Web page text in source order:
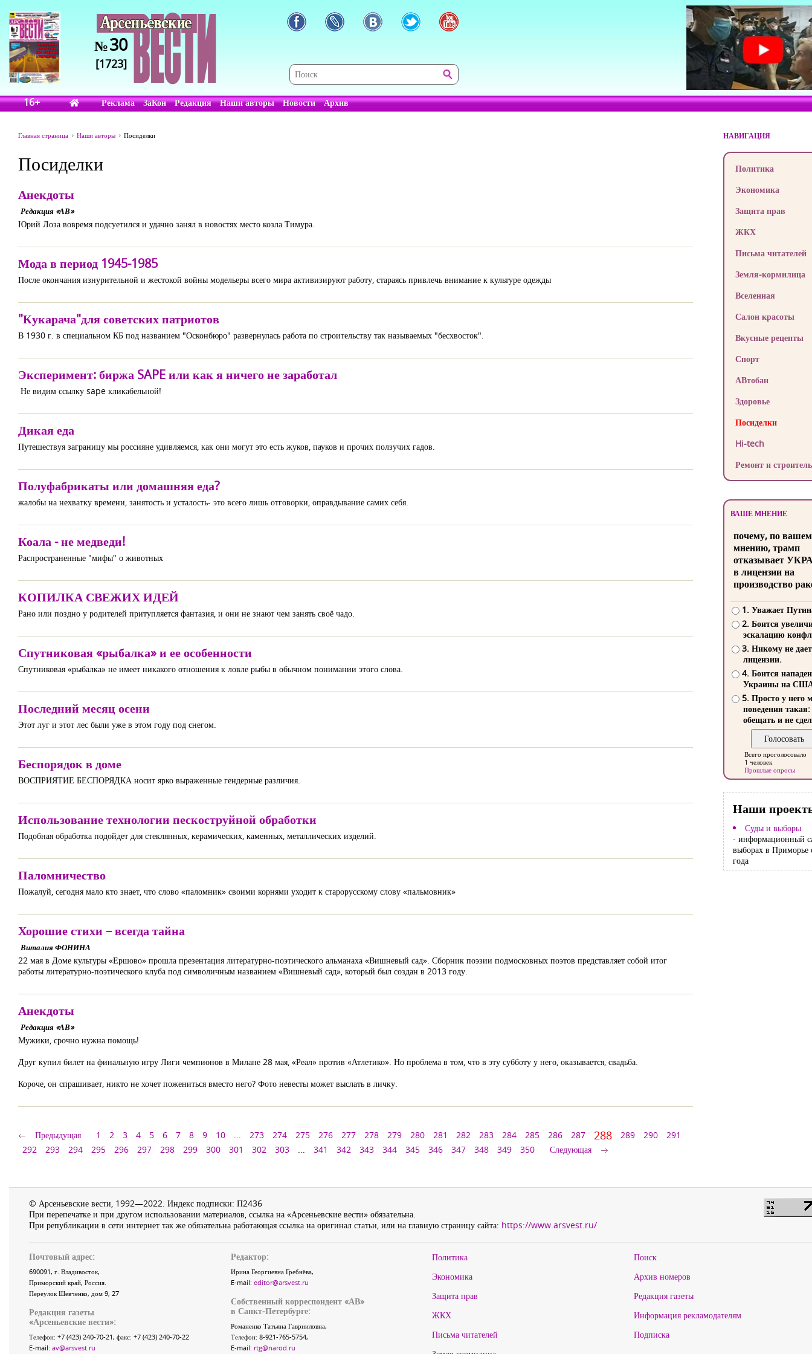
№30
[1723]
16+ Реклама ЗаКон Редакция Наши авторы Новости Архив
Главная страница Наши авторы Посиделки
Посиделки
Анекдоты
Редакция «АВ»
Юрий Лоза вовремя подсуетился и удачно занял в новостях место козла Тимура.
Мода в период 1945-1985
После окончания изнурительной и жестокой войны модельеры всего мира активизируют работу, стараясь привлечь внимание к культуре одежды
"Кукарача"для советских патриотов
В 1930 г. в специальном КБ под названием "Осконбюро" развернулась работа по строительству так называемых "бесхвосток".
Эксперимент: биржа SAPE или как я ничего не заработал
Не видим ссылку sape кликабельной!
Дикая еда
Путешествуя заграницу мы россияне удивляемся, как они могут это есть жуков, пауков и прочих ползучих гадов.
Полуфабрикаты или домашняя еда?
жалобы на нехватку времени, занятость и усталость- это всего лишь отговорки, оправдывание самих себя.
Коала - не медведи!
Распространенные "мифы" о животных
КОПИЛКА СВЕЖИХ ИДЕЙ
Рано или поздно у родителей притупляется фантазия, и они не знают чем занять своё чадо.
Спутниковая «рыбалка» и ее особенности
Спутниковая «рыбалка» не имеет никакого отношения к ловле рыбы в обычном понимании этого слова.
Последний месяц осени
Этот луг и этот лес были уже в этом году под снегом.
Беспорядок в доме
ВОСПРИЯТИЕ БЕСПОРЯДКА носит ярко выраженные гендерные различия.
Использование технологии пескоструйной обработки
Подобная обработка подойдет для стеклянных, керамических, каменных, металлических изделий.
Паломничество
Пожалуй, сегодня мало кто знает, что слово «паломник» своими корнями уходит к старорусскому слову «пальмовник»
Хорошие стихи – всегда тайна
Виталия ФОНИНА
22 мая в Доме культуры «Ершово» прошла презентация литературно-поэтического альманаха «Вишневый сад». Сборник поэзии подмосковных поэтов представляет собой итог
работы литературно-поэтического клуба под символичным названием «Вишневый сад», который был создан в 2013 году.
Анекдоты
Редакция «АВ»
Мужики, срочно нужна помощь!
Друг купил билет на финальную игру Лиги чемпионов в Милане 28 мая, «Реал» против «Атлетико». Но проблема в том, что в эту субботу у него, оказывается, свадьба.
Короче, он спрашивает, никто не хочет пожениться вместо него? Фото невесты может выслать в личку.
Предыдущая 1 2 3 4 5 6 7 8 9 10 ... 273 274 275 276 277 278 279 280 281 282 283 284 285 286 287 288 289 290
291
292
293 294 295 296 297 298 299 300 301 302 303 ... 341 342 343 344 345 346 347 348 349 350 Следующая
НАВИГАЦИЯ
Политика
Экономика
Защита прав
ЖКХ
Письма читателей
Земля-кормилица
Вселенная
Салон красоты
Вкусные рецепты
Спорт
АВтобан
Здоровье
Посиделки
Hi-tech
Ремонт и
ВАШЕ МНЕНИЕ
почему, по
мнению, трамп
отказывает
в лицензии на
производство
1. Уважает
2. Боится
эскалацию
3. Никому не
лицензии.
4. Боится
Украины на
5. Просто у него
поведения такая:
обещать и не
Всего проголосовало
1 человек
Прошлые опросы
Наши
Суды и выборы
- информационный
выборах в Приморье
года
© Арсеньевские вести, 1992—2022. Индекс подписки: П2436
При перепечатке и при другом использовании материалов, ссылка на «Арсеньевские вести» обязательна.
При републикации в сети интернет так же обязательна работающая ссылка на оригинал статьи, или на главную страницу сайта: https://www.arsvest.ru/
Почтовый адрес:
690091, г. Владивосток,
Приморский край, Россия.
Переулок Шевченко, дом 9, 27
Редакция газеты
«Арсеньевские вести»:
Телефон: +7 (423) 240-70-21, факс: +7 (423) 240-70-22
E-mail: av@arsvest.ru
Редактор:
Ирина Георгиевна Гребнёва,
E-mail: editor@arsvest.ru
Собственный корреспондент «АВ»
в Санкт-Петербурге:
Романенко Татьяна Гаврииловна,
Телефон: 8-921-765-5754,
E-mail: rtg@narod.ru
Политика
Экономика
Защита прав
ЖКХ
Письма читателей
Поиск
Архив номеров
Редакция газеты
Информация рекламодателям
Подписка